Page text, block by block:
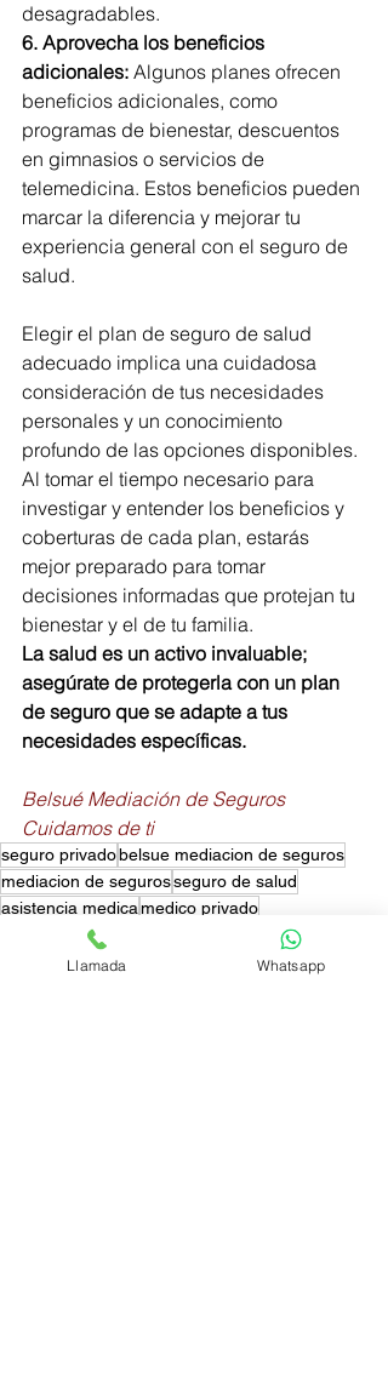
desagradables.
6. Aprovecha los beneficios
adicionales: Algunos planes ofrecen
beneficios adicionales, como
programas de bienestar, descuentos
en gimnasios o servicios de
telemedicina. Estos beneficios pueden
marcar la diferencia y mejorar tu
experiencia general con el seguro de
salud.
Elegir el plan de seguro de salud
adecuado implica una cuidadosa
consideración de tus necesidades
personales y un conocimiento
profundo de las opciones disponibles.
Al tomar el tiempo necesario para
investigar y entender los beneficios y
coberturas de cada plan, estarás
mejor preparado para tomar
decisiones informadas que protejan tu
bienestar y el de tu familia.
La salud es un activo invaluable;
asegúrate de protegerla con un plan
de seguro que se adapte a tus
necesidades específicas.
Belsué Mediación de Seguros
Cuidamos de ti
seguro privadobelsue mediacion de seguros
mediacion de segurosseguro de salud
asistencia medicamedico privado
seguros de salud
Llamada Whatsapp